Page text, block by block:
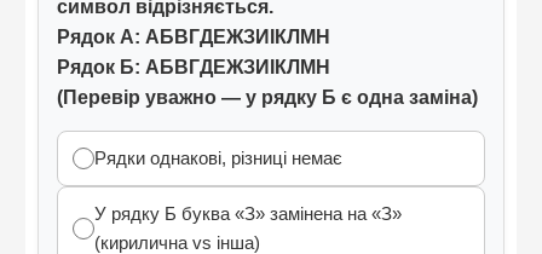
символ відрізняється.
Рядок A: АБВГДЕЖЗИІКЛМН
Рядок Б: АБВГДЕЖЗИІКЛМН
(Перевір уважно — у рядку Б є одна заміна)
Рядки однакові, різниці немає
У рядку Б буква «З» замінена на «З»
(кирилична vs інша)